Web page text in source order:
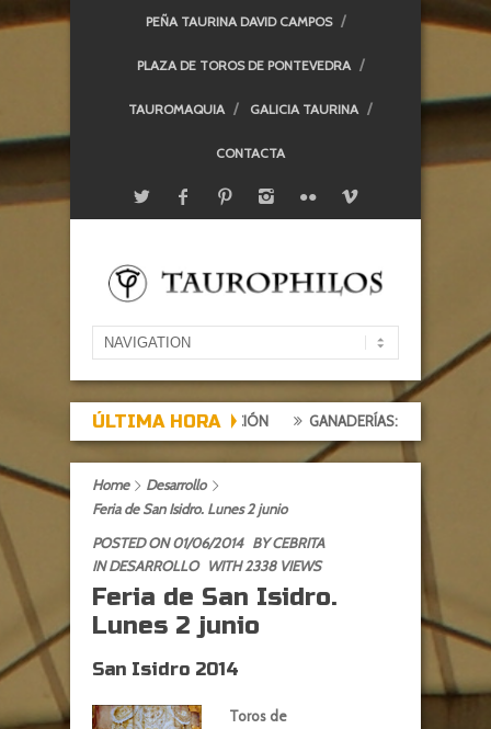
PEÑA TAURINA DAVID CAMPOS
PLAZA DE TOROS DE PONTEVEDRA
TAUROMAQUIA GALICIA TAURINA
CONTACTA
ÚLTIMA HORA
TARDE DE DECEPCIÓN GANADERÍAS: ALCURRUCÉN
Home
Desarrollo
Feria de San Isidro. Lunes 2 junio
POSTED ON 01/06/2014 BYCEBRITA
INDESARROLLO WITH 2338 VIEWS
Feria de San Isidro.
Lunes 2 junio
San Isidro 2014
Toros de